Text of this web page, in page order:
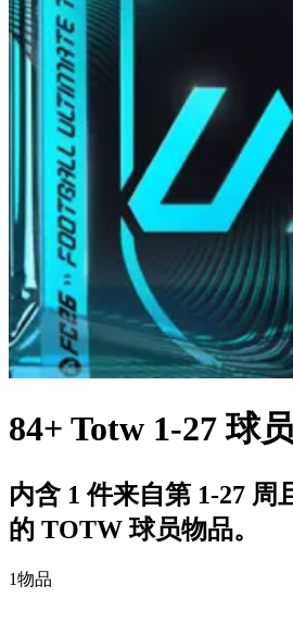
84+ Totw 1-27 球
内含 1 件来自第 1-27 周
的 TOTW 球员物品。
1物品